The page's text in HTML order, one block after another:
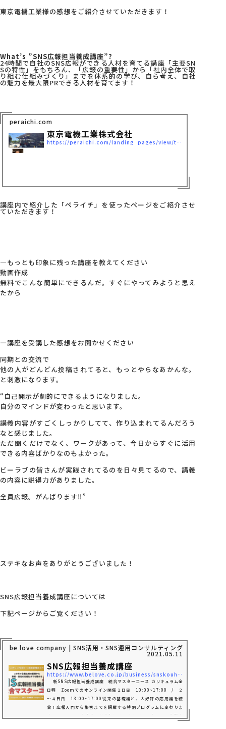
東京電機工業様の感想をご紹介させていただきます！
What’s ”SNS広報担当養成講座”?
24時間で自社のSNS広報ができる人材を育てる講座「主要SN
Sの特性」をもちろん、「広報の重要性」から「社内全体で取
り組む仕組みづくり」までを体系的の学び、自ら考え、自社
の魅力を最大限PRできる人材を育てます！
peraichi.com
東京電機工業株式会社
https://peraichi.com/landing_pages/view/tokyodenki/
講座内で紹介した「ペライチ」を使ったページをご紹介させ
ていただきます！
—もっとも印象に残った講座を教えてください
動画作成
無料でこんな簡単にできるんだ。すぐにやってみようと思え
たから
—講座を受講した感想をお聞かせください
同期との交流で
他の人がどんどん投稿されてると、もっとやらなあかんな。
と刺激になります。
“自己開示が劇的にできるようになりました。
自分のマインドが変わったと思います。
講義内容がすごくしっかりしてて、作り込まれてるんだろう
なと感じました。
ただ聞くだけでなく、ワークがあって、今日からすぐに活用
できる内容ばかりなのもよかった。
ビーラブの皆さんが実践されてるのを日々見てるので、講義
の内容に説得力がありました。
全員広報。がんばります‼︎”
ステキなお声をありがとうございました！
SNS広報担当養成講座については
下記ページからご覧ください！
be love company | SNS活用・SNS運用コンサルティング・中小企業の
2021.05.11
SNS広報担当養成講座
https://www.belove.co.jp/business/snskouhou
新SNS広報担当養成講座 統合マスターコース カリキュラム全
日程 Zoomでのオンライン開催１日目 10:00~17:00 / ２
～４日目 13:00~17:00従来の基礎編と、大好評の応用編を統
合！広報入門から集客までを網羅する特別プログラムに変わりま
す。 ・お支払いはお振込み・クレジットカード・各種キ